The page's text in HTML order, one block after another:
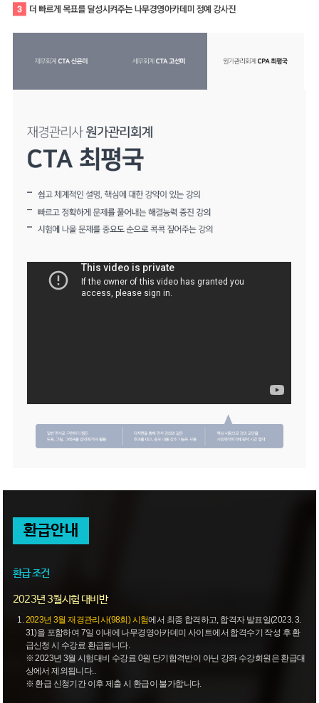
환급안내
환급 조건
2023년 3월시험 대비반
2023년 3월 재경관리사(98회) 시험에서 최종 합격하고, 합격자 발표일(2023. 3.
31)을 포함하여 7일 이내에 나무경영아카데미 사이트에서 합격수기 작성 후 환
급신청 시 수강료 환급됩니다.
※ 2023년 3월 시험대비 수강료 0원 단기합격반이 아닌 강좌 수강회원은 환급대
상에서 제외됩니다..
※ 환급 신청기간 이후 제출 시 환급이 불가합니다.